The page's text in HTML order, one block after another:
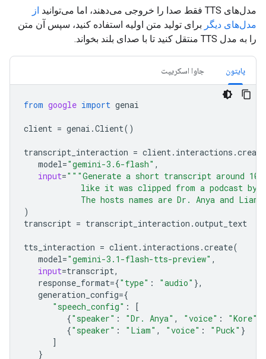
مدل‌های TTS فقط صدا را خروجی می‌دهند، اما می‌توانید
از
مدل‌های دیگر برای تولید متن اولیه استفاده کنید، سپس آن متن
را به مدل TTS منتقل کنید تا با صدای بلند بخواند.
پایتون جاوا اسکریپت
from google import genai
client = genai .Client()
transcript_interaction = client. interactions .create
model="gemini-3.6-flash" ,
input="""Generate a short transcript around
like it was clipped from a podcast by
The hosts names are Dr. Anya and
)
transcript = transcript_interaction .output_text
tts_interaction = client. interactions .create(
model="gemini-3.1-flash-tts-preview" ,
input=transcript,
response_format={"type" : "audio" },
generation_config={
"speech_config" :
[
{"speaker" : "Dr. Anya" , "voice" : "Kore"
{"speaker" : "Liam" , "voice" : "Puck" }
]
}